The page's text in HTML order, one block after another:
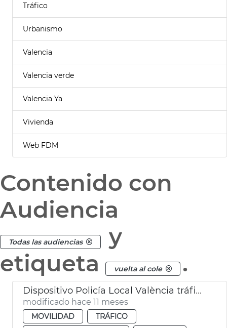
Tráfico
Urbanismo
Valencia
Valencia verde
Valencia Ya
Vivienda
Web FDM
Contenido con
Audiencia
Todas las audiencias
y
etiqueta
vuelta al cole .
Dispositivo Policía Local València tráfico obras Pérez Galdós vuelta cole
modificado hace 11 meses
MOVILIDAD
TRÁFICO